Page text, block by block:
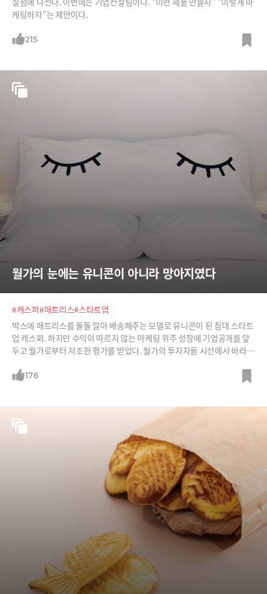
케팅하자”는 제안이다.
215
월가의 눈에는 유니콘이 아니라 망아지였다
#캐스퍼#매트리스#스타트업
박스에 매트리스를 돌돌 말아 배송해주는 모델로 유니콘이 된 침대 스타트
업 캐스퍼. 하지만 수익이 따르지 않는 마케팅 위주 성장에 기업공개를 앞
두고 월가로부터 저조한 평가를 받았다. 월가의 투자자들 시선에서 바라본
176